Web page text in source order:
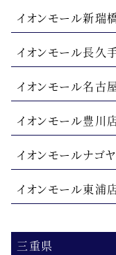
イオンモール新瑞
イオンモール長久
イオンモール名古
イオンモール豊川
イオンモールナゴ
イオンモール東浦
三重県